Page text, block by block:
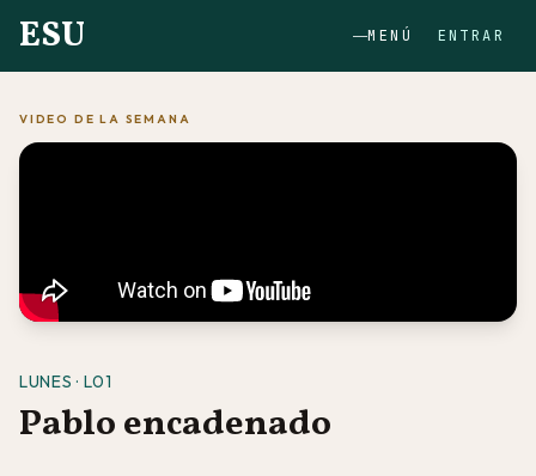
ESU MENÚ ENTRAR
VIDEO DE LA SEMANA
LUNES · L01
Pablo encadenado